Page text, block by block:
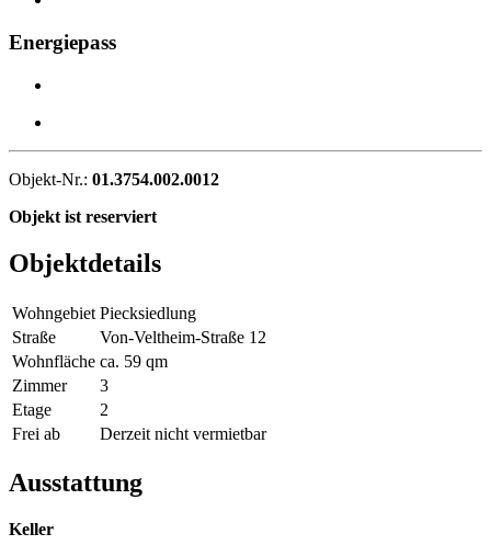
Energiepass
Objekt-Nr.: 01.3754.002.0012
Objekt ist reserviert
Objektdetails
Wohngebiet Piecksiedlung
Straße
Von-Veltheim-Straße 12
Wohnfläche ca. 59 qm
Zimmer
3
Etage
2
Frei ab
Derzeit nicht vermietbar
Ausstattung
Keller